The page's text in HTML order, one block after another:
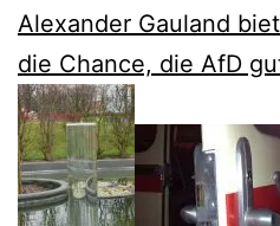
Alexander Gauland
die Chance, die AfD